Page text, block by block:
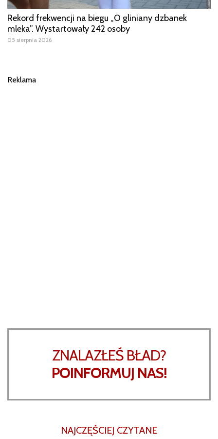
Rekord frekwencji na biegu „O gliniany dzbanek
mleka”. Wystartowały 242 osoby
05 sierpnia 2026
Reklama
ZNALAZŁEŚ BŁAD?
POINFORMUJ NAS!
NAJCZĘŚCIEJ CZYTANE